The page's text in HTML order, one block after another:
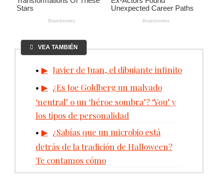
VEA TAMBIÉN
Javier de Juan, el dibujante infinito
¿Es Joe Goldberg un malvado
‘neutral’ o un ‘héroe sombra’? ‘You’ y
los tipos de personalidad
¿Sabías que un microbio está
detrás de la tradición de Halloween?
Te contamos cómo